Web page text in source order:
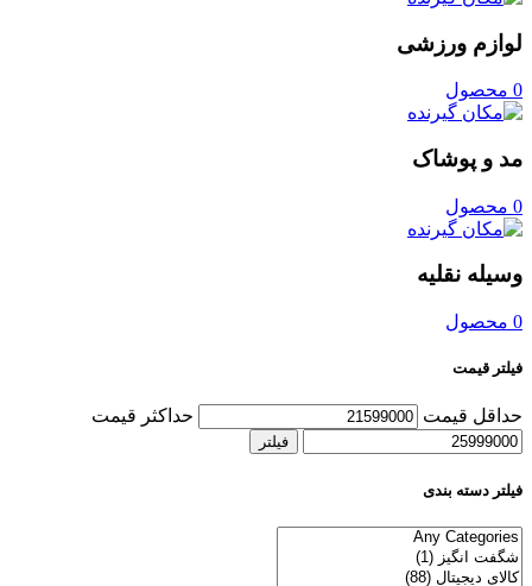
لوازم ورزشی
0 محصول
مد و پوشاک
0 محصول
وسیله نقلیه
0 محصول
فیلتر قیمت
حداقل قیمت حداکثر قیمت
فیلتر
فیلتر دسته بندی